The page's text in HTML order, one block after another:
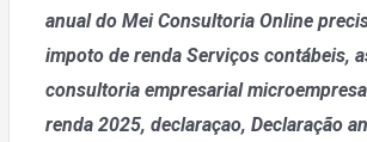
anual do MeiConsultoria Online
impoto de rendaServiços contábeis,
consultoria empresarial
renda 2025, declaraçao, Declaração